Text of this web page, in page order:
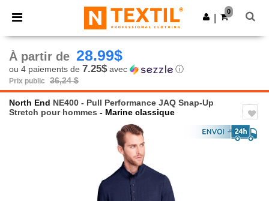
× Appli Ntextil
Meilleurs prix sur l’app !
Obtenir l'appli
0
À partir de 28.99$
ou 4 paiements de 7.25$avec ⓘ
Prix public 36,24 $
North End NE400 - Pull Performance JAQ Snap-Up
Stretch pour hommes - Marine classique